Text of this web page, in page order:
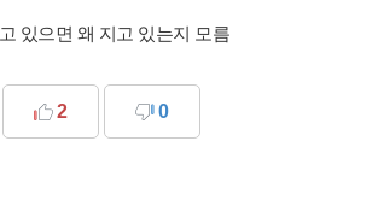
있으면 왜 지고 있는지 모름
2 0